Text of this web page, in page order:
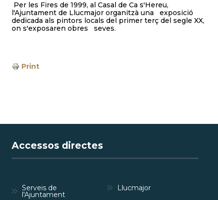
Per les Fires de 1999, al Casal de Ca s'Hereu,
l'Ajuntament de Llucmajor organitzà una exposició
dedicada als pintors locals del primer terç del segle XX,
on s'exposaren obres seves.
Print
Accessos directes
Serveis de
l'Ajuntament
Llucmajor